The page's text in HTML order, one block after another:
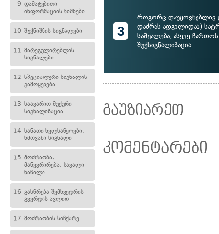
9. დამატებითი
ინფორმაციის ნიშნები
10. შუქნიშნის სიგნალები
11. მარეგულირებლის
სიგნალები
12. სპეციალური სიგნალის
გამოყენება
13. საავარიო შუქური
სიგნალიზაცია
14. სანათი ხელსაწყოები,
ხმოვანი სიგნალი
15. მოძრაობა,
მანევრირება, სავალი
ნაწილი
16. გასწრება შემხვედრის
გვერდის ავლით
17. მოძრაობის სიჩქარე
3
როგორც დაუყოვნებლივ
დაძრას ადგილიდან)
საშუალება, ასევე
შუქსიგნალიზაცია
გაუზიარეთ
კომენტარები